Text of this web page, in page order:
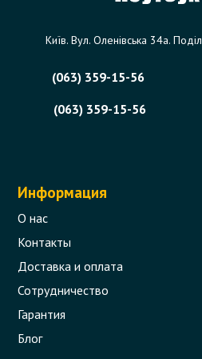
326 грн.
Есть в наличии
Шлейф матрицы для
Київ. Вул. Оленівська 34а.
(063) 359-15-56
(063) 359-15-56
Информация
О нас
Контакты
Доставка и оплата
Сотрудничество
Гарантия
Блог